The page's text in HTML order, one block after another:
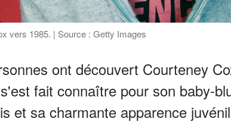
vers 1985. | Source : Getty Images
ont découvert Courteney
fait connaître pour son baby-
et sa charmante apparence